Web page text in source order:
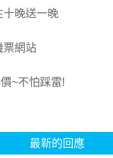
十晚送一晚
票網站
~不怕踩雷!
最新的回應